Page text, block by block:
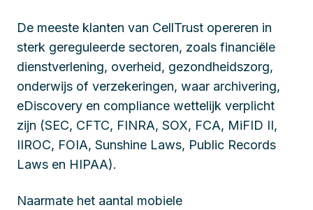
De meeste klanten van CellTrust opereren in
sterk gereguleerde sectoren, zoals financiële
dienstverlening, overheid, gezondheidszorg,
onderwijs of verzekeringen, waar archivering,
eDiscovery en compliance wettelijk verplicht
zijn (SEC, CFTC, FINRA, SOX, FCA, MiFID II,
IIROC, FOIA, Sunshine Laws, Public Records
Laws en HIPAA).
Naarmate het aantal mobiele